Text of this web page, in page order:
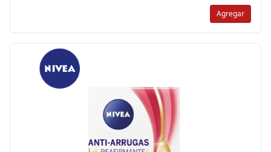
Agregar